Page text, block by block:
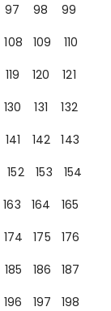
97 98
99
108 109
110
119 120
121
130 131
132
141 142
143
152 153
154
163 164
165
174 175
176
185 186
187
196 197
198